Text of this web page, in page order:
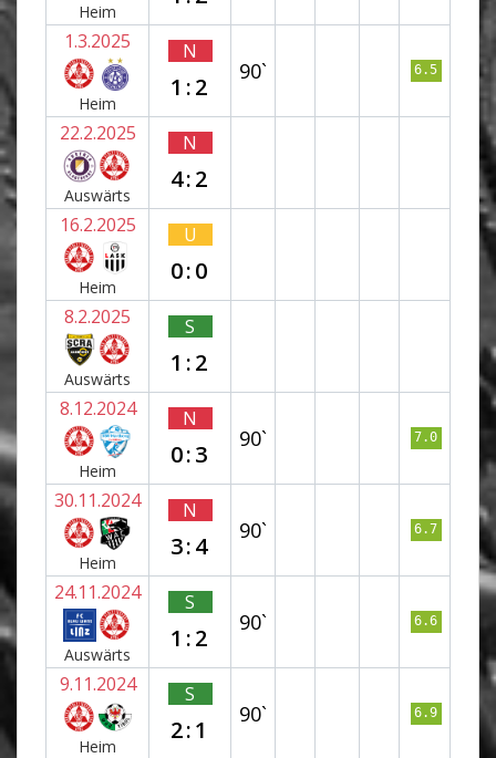
Heim
1.3.2025
Heim
N
1:2
90` 6.5
22.2.2025
Auswärts
N
4:2
16.2.2025
Heim
U
0:0
8.2.2025
Auswärts
S
1:2
8.12.2024
Heim
N
0:3
90` 7.0
30.11.2024
Heim
N
3:4
90` 6.7
24.11.2024
Auswärts
S
1:2
90` 6.6
9.11.2024
Heim
S
2:1
90` 6.9